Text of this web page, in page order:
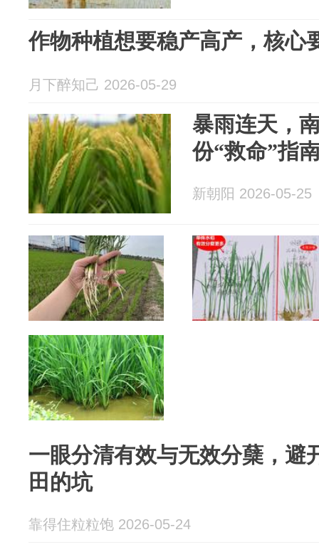
作物种植想要稳产高产，核心
月下醉知己 2026-05-29
暴雨连天，
份“救命”指
新朝阳 2026-05-25
一眼分清有效与无效分蘖，避
田的坑
靠得住粒粒饱 2026-05-24